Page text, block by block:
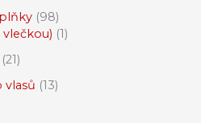
98
vlečkou) 1
21
vlasů 13